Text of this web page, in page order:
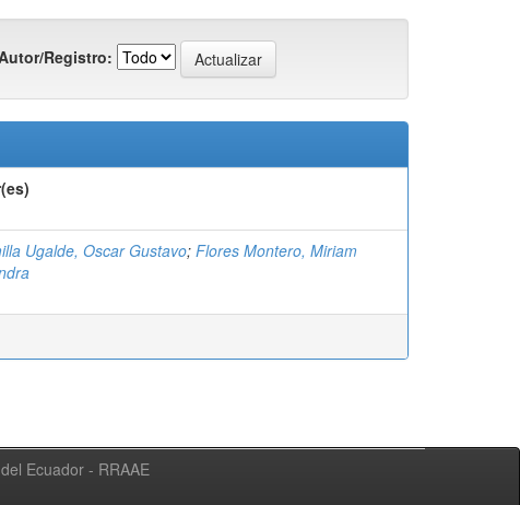
Registro:
Ugalde, Oscar Gustavo; Flores Montero, Miriam
Ecuador - RRAAE